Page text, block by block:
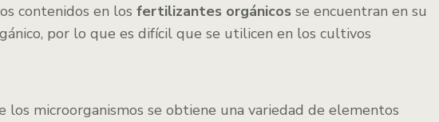
contenidos en los fertilizantes orgánicos se encuentran en su
por lo que es difícil que se utilicen en los cultivos
los microorganismos se obtiene una variedad de elementos